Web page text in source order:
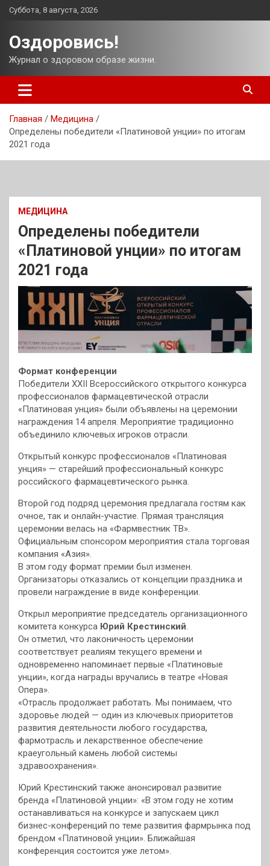
Перейти
Суббота, 8 августа, 2026
Оздоровись!
Журнал о здоровом образе жизни.
Главная
Медицина
Определены победители «Платиновой унции» по итогам
2021 года
МЕДИЦИНА
Определены победители
«Платиновой унции» по итогам
2021 года
Формат конференции
Победители XXII Всероссийского открытого конкурса
профессионалов фармацевтической отрасли
«Платиновая унция» были объявлены на церемонии
награждения 14 апреля. Мероприятие традиционно
объединило ключевых игроков отрасли.
Открытый конкурс профессионалов «Платиновая
унция» — старейший профессиональный конкурс
российского фармацевтического рынка.
Второй год подряд церемония предлагала гостям как
очное, так и онлайн-участие. Прямая трансляция
церемонии велась на «Фармвестник ТВ».
Официальным спонсором мероприятия стала торговая
компания «Азия».
В этом году формат премии был изменен.
Организаторы отказались от концепции праздника и
провели награждение в виде конференции.
Открыл мероприятие председатель организационного
комитета конкурса Юрий Крестинский
Он отметил, что лаконичность церемонии
соответствует реалиям текущего времени и
одновременно напоминает первые «Платиновые
унции», когда награды вручались в театре «Новая
Опера».
«Отрасль продолжает работать. Мы понимаем, что
здоровье людей — один из ключевых приоритетов
развития деятельности любого государства,
фармотрасль и лекарственное обеспечение
краеугольный камень любой системы
здравоохранения».
Юрий Крестинский также анонсировал развитие
бренда «Платиновой унции»: «В этом году не хотим
останавливаться на конкурсе и запускаем цикл
бизнес-конференций по теме развития фармрынка под
брендом «Платиновой унции». Ближайшая
конференция состоится уже летом».